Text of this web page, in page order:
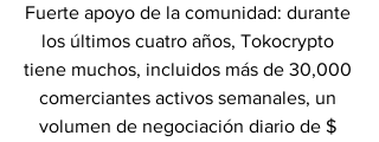
Fuerte apoyo de la comunidad: durante
los últimos cuatro años, Tokocrypto
tiene muchos, incluidos más de 30,000
comerciantes activos semanales, un
volumen de negociación diario de $